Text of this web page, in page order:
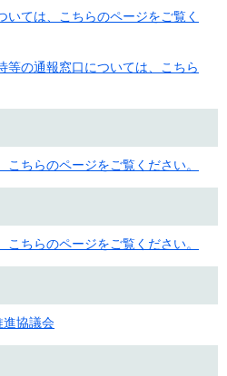
いては、こちらのページをご覧く
等の通報窓口については、こちら
ちらのページをご覧ください。
ちらのページをご覧ください。
進協議会